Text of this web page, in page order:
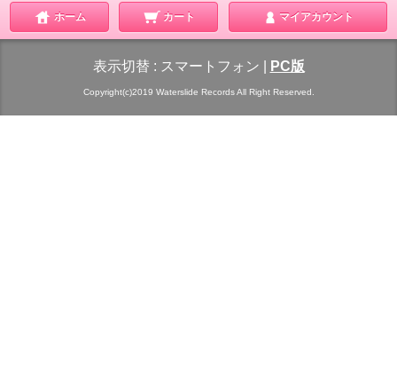
ホーム カート マイアカウント
表示切替 : スマートフォン PC版
Copyright(c)2019 Waterslide Records All Right Reserved.